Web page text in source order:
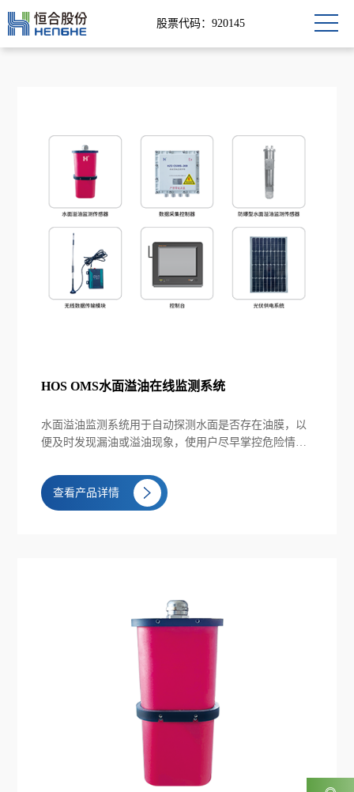
股票代码：920145
HOS OMS水面溢油在线监测系统
水面溢油监测系统用于自动探测水面是否存在油膜，以
便及时发现漏油或溢油现象，使用户尽早掌控危险情况
海运行业、污水处理行业，以及其他可能出现油品泄漏
的场合，可对原油、柴油、汽油、润滑油、植物油、矿
物油等进行溢油监测。
查看产品详情